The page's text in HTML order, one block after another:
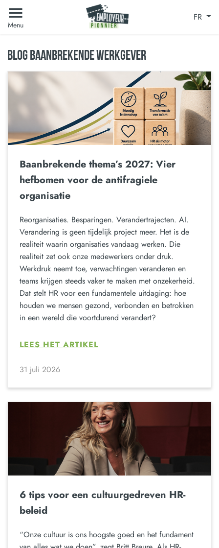
Menu
FR
BLOG BAANBREKENDE WERKGEVER
Baanbrekende thema’s 2027: Vier
hefbomen voor de antifragiele
organisatie
Reorganisaties. Besparingen. Verandertrajecten. AI.
Verandering is geen tijdelijk project meer. Het is de
realiteit waarin organisaties vandaag werken. Die
realiteit zet ook onze medewerkers onder druk.
Werkdruk neemt toe, verwachtingen veranderen en
teams krijgen steeds vaker te maken met onzekerheid.
Dat stelt HR voor een fundamentele uitdaging: hoe
houden we mensen gezond, verbonden en betrokken
in een wereld die voortdurend verandert?
LEES HET ARTIKEL
31 juli 2026
6 tips voor een cultuurgedreven HR-
beleid
“Onze cultuur is ons hoogste goed en het fundament